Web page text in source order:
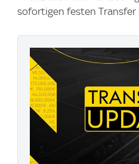
sofortigen festen Transfer